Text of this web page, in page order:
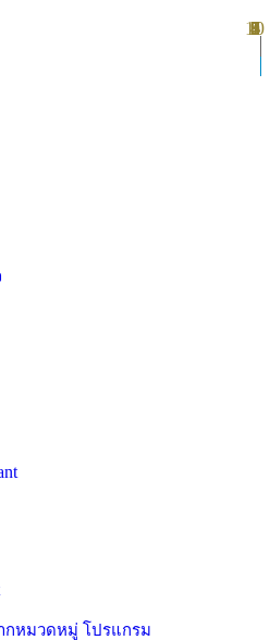
กหมวดหมู่ โปรแกรม
1
2
3
4
5
6
7
8
9
10